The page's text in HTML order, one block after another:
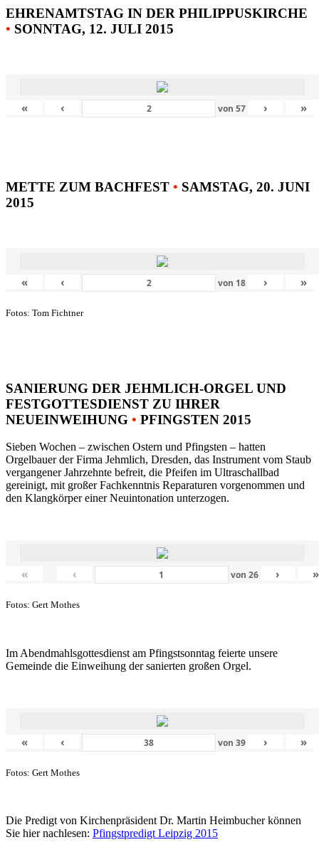
EHRENAMTSTAG IN DER PHILIPPUSKIRCHE
• SONNTAG, 12. JULI 2015
« ‹ von57 › »
METTE ZUM BACHFEST • SAMSTAG, 20. JUNI
2015
« ‹ von 18 › »
Fotos: Tom Fichtner
SANIERUNG DER JEHMLICH-ORGEL UND
FESTGOTTESDIENST ZU IHRER
NEUEINWEIHUNG • PFINGSTEN 2015
Sieben Wochen – zwischen Ostern und Pfingsten – hatten
Orgelbauer der Firma Jehmlich, Dresden, das Instrument vom Staub
vergangener Jahrzehnte befreit, die Pfeifen im Ultraschallbad
gereinigt, mit großer Fachkenntnis Reparaturen vorgenommen und
den Klangkörper einer Neuintonation unterzogen.
« ‹ von 26 › »
Fotos: Gert Mothes
Im Abendmahlsgottesdienst am Pfingstsonntag feierte unsere
Gemeinde die Einweihung der sanierten großen Orgel.
« ‹ von39 › »
Fotos: Gert Mothes
Die Predigt von Kirchenpräsident Dr. Martin Heimbucher können
Sie hier nachlesen: Pfingstpredigt Leipzig 2015